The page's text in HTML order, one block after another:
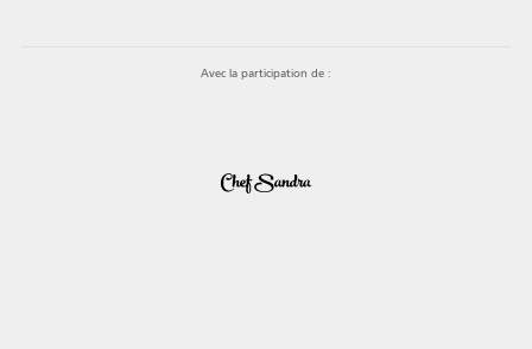
Avec la participation de :